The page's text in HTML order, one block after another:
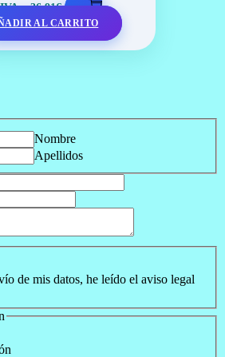
=36.91€
AL CARRITO
Nombre
Apellidos
de mis datos, he leído el aviso legal